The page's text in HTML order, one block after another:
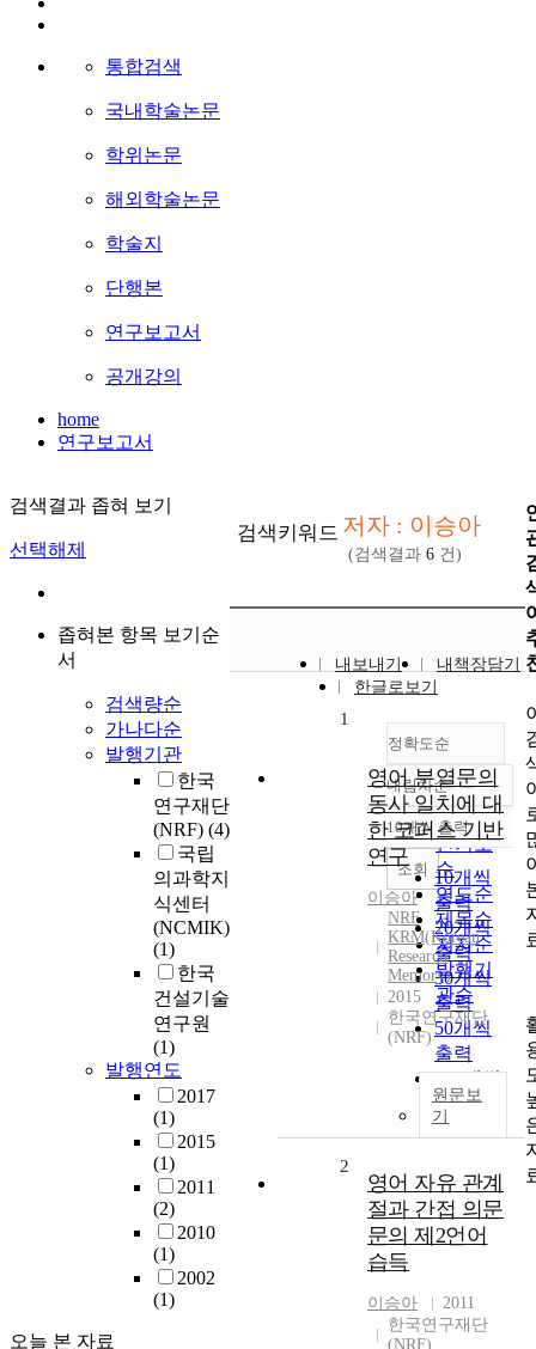
통합검색
국내학술논문
학위논문
해외학술논문
학술지
단행본
연구보고서
공개강의
home
연구보고서
검색결과 좁혀 보기
선택해제
좁혀본 항목 보기순
서
검색량순
가나다순
발행기관
한국
연구재단
(NRF) (4)
국립
의과학지
식센터
(NCMIK)
(1)
한국
건설기술
연구원
(1)
발행연도
2017
(1)
2015
(1)
2011
(2)
2010
(1)
2002
(1)
오늘 본 자료
검색키워드 저자 : 이승아
(검색결과 6 건)
내보내기
내책장담기
한글로보기
정확도순
정확도
순
인기도
순
연도순
제목순
저자순
발행기
관순
내림차순
내림차순
10개씩 출력
10개씩
출력
20개씩
출력
30개씩
출력
50개씩
출력
100개씩
출력
조회
1
영어 분열문의
동사 일치에 대
한 코퍼스 기반
연구
이승아
NRF
KRM(Korean
Research
Memory)
2015
한국연구재단
(NRF)
원문보
기
2
영어 자유 관계
절과 간접 의문
문의 제2언어
습득
이승아
2011
한국연구재단
(NRF)